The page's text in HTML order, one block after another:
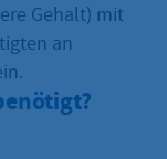
Gehalt) mit
an